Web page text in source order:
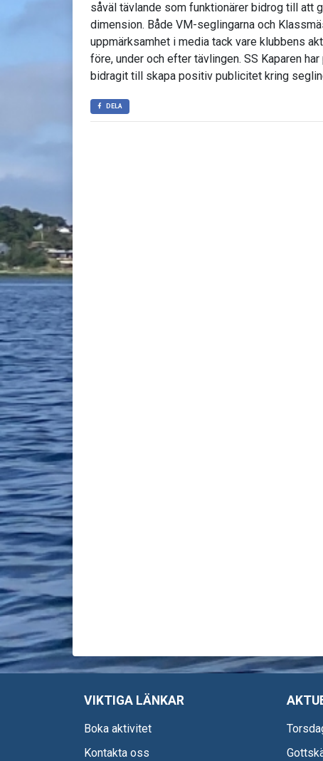
såväl tävlande som funktionärer bidrog till att
dimension. Både VM-seglingarna och
uppmärksamhet i media tack vare klubbens
före, under och efter tävlingen. SS Kaparen
bidragit till skapa positiv publicitet kring
DELA
VIKTIGA LÄNKAR
Boka aktivitet
Kontakta oss